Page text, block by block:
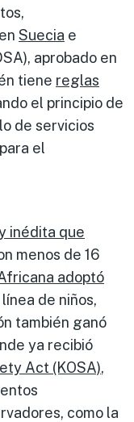
Suecia e
aprobado en
tiene reglas
el principio de
de servicios
el
inédita que
menos de 16
adoptó
de niños,
también ganó
ya recibió
Act (KOSA),
como la